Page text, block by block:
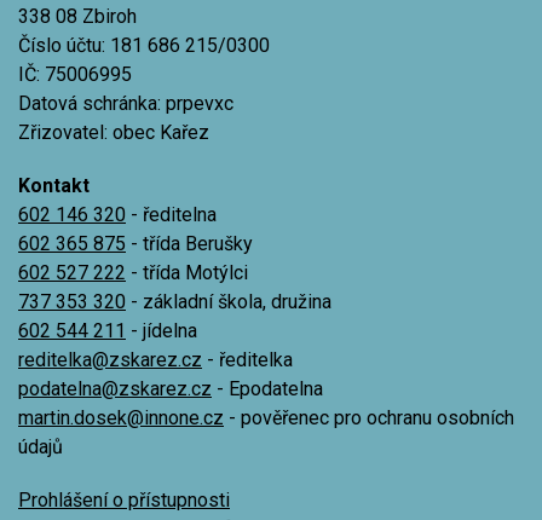
338 08 Zbiroh
Číslo účtu: 181 686 215/0300
IČ: 75006995
Datová schránka: prpevxc
Zřizovatel: obec Kařez
Kontakt
602 146 320 - ředitelna
602 365 875 - třída Berušky
602 527 222 - třída Motýlci
737 353 320 - základní škola, družina
602 544 211 - jídelna
reditelka@zskarez.cz - ředitelka
podatelna@zskarez.cz - Epodatelna
martin.dosek@innone.cz - pověřenec pro ochranu osobních
údajů
Prohlášení o přístupnosti